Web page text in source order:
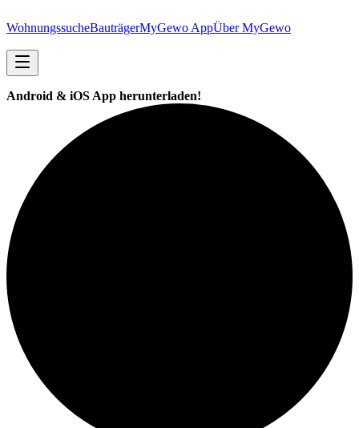
WohnungssucheBauträgerMyGewo AppÜber MyGewo
Android & iOS App herunterladen!